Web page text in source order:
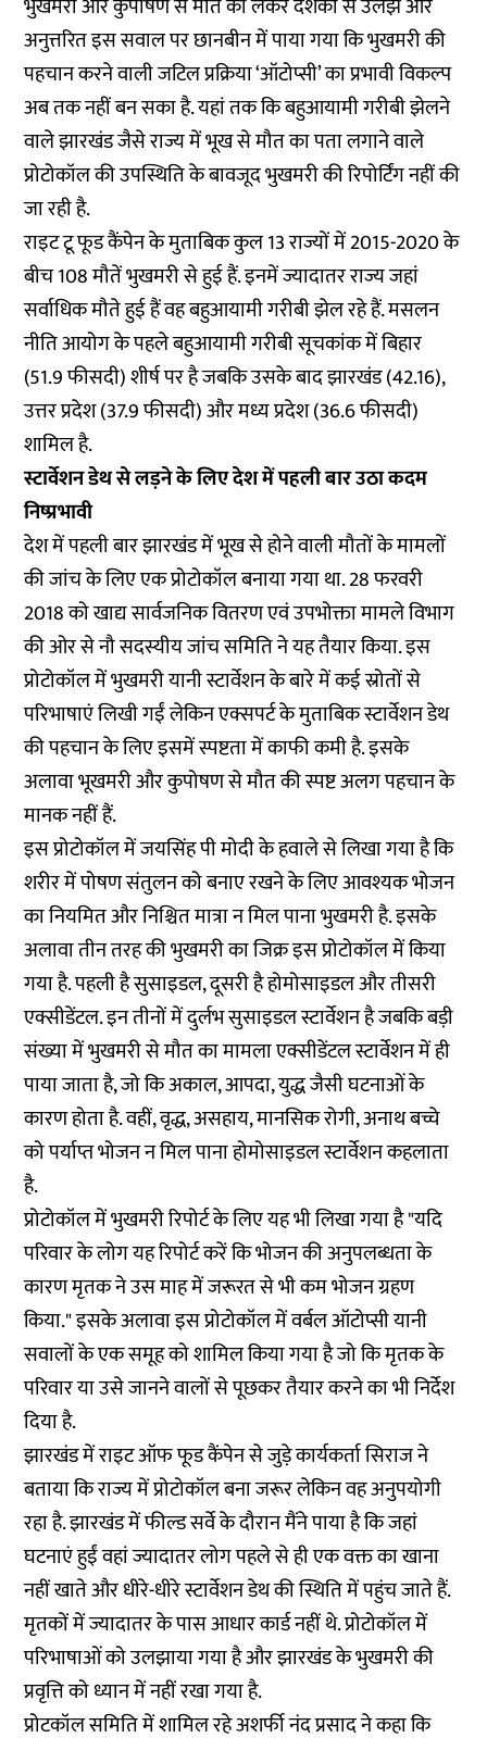
भुखमरी और कुपोषण से मौत को लेकर दशकों से उलझे और
अनुत्तरित इस सवाल पर छानबीन में पाया गया कि भुखमरी की
पहचान करने वाली जटिल प्रक्रिया ‘ऑटोप्सी’ का प्रभावी विकल्प
अब तक नहीं बन सका है. यहां तक कि बहुआयामी गरीबी झेलने
वाले झारखंड जैसे राज्य में भूख से मौत का पता लगाने वाले
प्रोटोकॉल की उपस्थिति के बावजूद भुखमरी की रिपोर्टिंग नहीं की
जा रही है.
राइट टू फूड कैंपेन के मुताबिक कुल 13 राज्यों में 2015-2020 के
बीच 108 मौतें भुखमरी से हुई हैं. इनमें ज्यादातर राज्य जहां
सर्वाधिक मौते हुई हैं वह बहुआयामी गरीबी झेल रहे हैं. मसलन
नीति आयोग के पहले बहुआयामी गरीबी सूचकांक में बिहार
(51.9 फीसदी) शीर्ष पर है जबकि उसके बाद झारखंड (42.16),
उत्तर प्रदेश (37.9 फीसदी) और मध्य प्रदेश (36.6 फीसदी)
शामिल है.
स्टार्वेशन डेथ से लड़ने के लिए देश में पहली बार उठा कदम
निष्प्रभावी
देश में पहली बार झारखंड में भूख से होने वाली मौतों के मामलों
की जांच के लिए एक प्रोटोकॉल बनाया गया था. 28 फरवरी
2018 को खाद्य सार्वजनिक वितरण एवं उपभोक्ता मामले विभाग
की ओर से नौ सदस्यीय जांच समिति ने यह तैयार किया. इस
प्रोटोकॉल में भुखमरी यानी स्टार्वेशन के बारे में कई स्रोतों से
परिभाषाएं लिखी गईं लेकिन एक्सपर्ट के मुताबिक स्टार्वेशन डेथ
की पहचान के लिए इसमें स्पष्टता में काफी कमी है. इसके
अलावा भूखमरी और कुपोषण से मौत की स्पष्ट अलग पहचान के
मानक नहीं हैं.
इस प्रोटोकॉल में जयसिंह पी मोदी के हवाले से लिखा गया है कि
शरीर में पोषण संतुलन को बनाए रखने के लिए आवश्यक भोजन
का नियमित और निश्चित मात्रा न मिल पाना भुखमरी है. इसके
अलावा तीन तरह की भुखमरी का जिक्र इस प्रोटोकॉल में किया
गया है. पहली है सुसाइडल, दूसरी है होमोसाइडल और तीसरी
एक्सीडेंटल. इन तीनों में दुर्लभ सुसाइडल स्टार्वेशन है जबकि बड़ी
संख्या में भुखमरी से मौत का मामला एक्सीडेंटल स्टार्वेशन में ही
पाया जाता है, जो कि अकाल, आपदा, युद्ध जैसी घटनाओं के
कारण होता है. वहीं, वृद्ध, असहाय, मानसिक रोगी, अनाथ बच्चे
को पर्याप्त भोजन न मिल पाना होमोसाइडल स्टार्वेशन कहलाता
है.
प्रोटोकॉल में भुखमरी रिपोर्ट के लिए यह भी लिखा गया है "यदि
परिवार के लोग यह रिपोर्ट करें कि भोजन की अनुपलब्धता के
कारण मृतक ने उस माह में जरूरत से भी कम भोजन ग्रहण
किया." इसके अलावा इस प्रोटोकॉल में वर्बल ऑटोप्सी यानी
सवालों के एक समूह को शामिल किया गया है जो कि मृतक के
परिवार या उसे जानने वालों से पूछकर तैयार करने का भी निर्देश
दिया है.
झारखंड में राइट ऑफ फूड कैंपेन से जुड़े कार्यकर्ता सिराज ने
बताया कि राज्य में प्रोटोकॉल बना जरूर लेकिन वह अनुपयोगी
रहा है. झारखंड में फील्ड सर्वे के दौरान मैंने पाया है कि जहां
घटनाएं हुईं वहां ज्यादातर लोग पहले से ही एक वक्त का खाना
नहीं खाते और धीरे-धीरे स्टार्वेशन डेथ की स्थिति में पहुंच जाते हैं.
मृतकों में ज्यादातर के पास आधार कार्ड नहीं थे. प्रोटोकॉल में
परिभाषाओं को उलझाया गया है और झारखंड के भुखमरी की
प्रवृत्ति को ध्यान में नहीं रखा गया है.
प्रोटकॉल समिति में शामिल रहे अशर्फी नंद प्रसाद ने कहा कि